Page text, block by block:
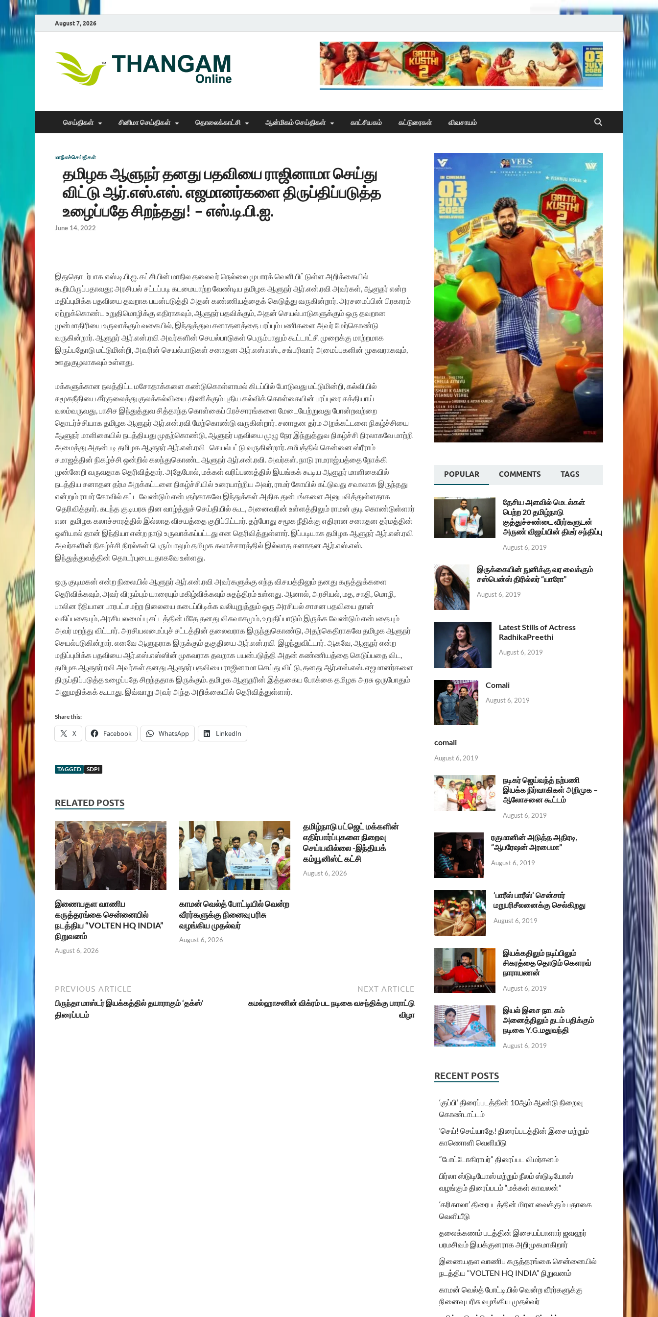
August 7, 2026
Thangam Online
செய்திகள் சினிமா செய்திகள் தொலைக்காட்சி ஆன்மிகம் செய்திகள் காட்சியகம் கட்டுரைகள் விவசாயம்
மாநிலச்செய்திகள்
தமிழக ஆளுநர் தனது பதவியை ராஜினாமா செய்து
விட்டு ஆர்.எஸ்.எஸ். எஜமானர்களை திருப்திப்படுத்த
உழைப்பதே சிறந்தது! – எஸ்.டி.பி.ஐ.
June 14, 2022
இதுதொடர்பாக எஸ்.டி.பி.ஐ. கட்சியின் மாநில தலைவர் நெல்லை முபாரக் வெளியிட்டுள்ள அறிக்கையில்
கூறியிருப்பதாவது; அரசியல் சட்டப்படி கடமையாற்ற வேண்டிய தமிழக ஆளுநர் ஆர்.என்.ரவி அவர்கள், ஆளுநர் என்ற
மதிப்புமிக்க பதவியை தவறாக பயன்படுத்தி அதன் கண்ணியத்தைக் கெடுத்து வருகின்றார். அரசமைப்பின் பிரகாரம்
ஏற்றுக்கொண்ட உறுதிமொழிக்கு எதிராகவும், ஆளுநர் பதவிக்கும், அதன் செயல்பாடுகளுக்கும் ஒரு தவறான
முன்மாதிரியை உருவாக்கும் வகையில், இந்துத்துவ சனாதனத்தை பரப்பும் பணிகளை அவர் மேற்கொண்டு
வருகின்றார். ஆளுநர் ஆர்.என்.ரவி அவர்களின் செயல்பாடுகள் பெரும்பாலும் கூட்டாட்சி முறைக்கு மாற்றமாக
இருப்பதோடு மட்டுமின்றி, அவரின் செயல்பாடுகள் சனாதன ஆர்.எஸ்.எஸ்., சங்பரிவார் அமைப்புகளின் முகவராகவும்,
ஊதுகுழலாகவும் உள்ளது.
மக்களுக்கான நலத்திட்ட மசோதாக்களை கண்டுகொள்ளாமல் கிடப்பில் போடுவது மட்டுமின்றி, கல்வியில்
சமூகநீதியை சீர்குலைத்து குலக்கல்வியை திணிக்கும் புதிய கல்விக் கொள்கையின் பரப்புரை சக்தியாய்
வலம்வருவது, பாசிச இந்துத்துவ சித்தாந்த கொள்கைப் பிரச்சாரங்களை மேடையேற்றுவது போன்றவற்றை
தொடர்ச்சியாக தமிழக ஆளுநர் ஆர்.என்.ரவி மேற்கொண்டு வருகின்றார். சனாதன தர்ம அறக்கட்டளை நிகழ்ச்சியை
ஆளுநர் மாளிகையில் நடத்தியது முதற்கொண்டு, ஆளுநர் பதவியை முழு நேர இந்துத்துவ நிகழ்ச்சி நிரலாகவே மாற்றி
அமைத்து அதன்படி தமிழக ஆளுநர் ஆர்.என்.ரவி செயல்பட்டு வருகின்றார். சமீபத்தில் சென்னை ஸ்ரீராம்
சமாஜத்தின் நிகழ்ச்சி ஒன்றில் கலந்துகொண்ட ஆளுநர் ஆர்.என்.ரவி. அவர்கள், நாடு ராமராஜ்யத்தை நோக்கி
முன்னேறி வருவதாக தெரிவித்தார். அதேபோல், மக்கள் வரிப்பணத்தில் இயங்கக் கூடிய ஆளுநர் மாளிகையில்
நடத்திய சனாதன தர்ம அறக்கட்டளை நிகழ்ச்சியில் உரையாற்றிய அவர், ராமர் கோயில் கட்டுவது சவாலாக இருந்தது
என்றும் ராமர் கோவில் கட்ட வேண்டும் என்பதற்காகவே இந்துக்கள் அதிக துன்பங்களை அனுபவித்துள்ளதாக
தெரிவித்தார். கடந்த குடியரசு தின வாழ்த்துச் செய்தியில் கூட, அனைவரின் உள்ளத்திலும் ராமன் குடி கொண்டுள்ளார்
என தமிழக கலாச்சாரத்தில் இல்லாத விசயத்தை குறிப்பிட்டார். தற்போது சமூக நீதிக்கு எதிரான சனாதன தர்மத்தின்
ஒளியால் தான் இந்தியா என்ற நாடு உருவாக்கப்பட்டது என தெரிவித்துள்ளார். இப்படியாக தமிழக ஆளுநர் ஆர்.என்.ரவி
அவர்களின் நிகழ்ச்சி நிரல்கள் பெரும்பாலும் தமிழக கலாச்சாரத்தில் இல்லாத சனாதன ஆர்.எஸ்.எஸ்.
இந்துத்துவத்தின் தொடர்புடையதாகவே உள்ளது.
ஒரு குடிமகன் என்ற நிலையில் ஆளுநர் ஆர்.என்.ரவி அவர்களுக்கு எந்த விசயத்திலும் தனது கருத்துக்களை
தெரிவிக்கவும், அவர் விரும்பும் யாரையும் மகிழ்விக்கவும் சுதந்திரம் உள்ளது. ஆனால், அரசியல், மத, சாதி, மொழி,
பாலின ரீதியான பாரபட்சமற்ற நிலையை கடைப்பிடிக்க வலியுறுத்தும் ஒரு அரசியல் சாசன பதவியை தான்
வகிப்பதையும், அரசியலமைப்பு சட்டத்தின் மீதே தனது விசுவாசமும், உறுதிப்பாடும் இருக்க வேண்டும் என்பதையும்
அவர் மறந்து விட்டார். அரசியலமைப்புச் சட்டத்தின் தலைவராக இருந்துகொண்டு, அதற்கெதிராகவே தமிழக ஆளுநர்
செயல்படுகின்றார். எனவே ஆளுநராக இருக்கும் தகுதியை ஆர்.என்.ரவி இழந்துவிட்டார். ஆகவே, ஆளுநர் என்ற
மதிப்புமிக்க பதவியை ஆர்.எஸ்.எஸ்ஸின் முகவராக தவறாக பயன்படுத்தி அதன் கண்ணியத்தை கெடுப்பதை விட,
தமிழக ஆளுநர் ரவி அவர்கள் தனது ஆளுநர் பதவியை ராஜினாமா செய்து விட்டு, தனது ஆர்.எஸ்.எஸ். எஜமானர்களை
திருப்திப்படுத்த உழைப்பதே சிறந்ததாக இருக்கும். தமிழக ஆளுநரின் இத்தகைய போக்கை தமிழக அரசு ஒருபோதும்
அனுமதிக்கக் கூடாது. இவ்வாறு அவர் அந்த அறிக்கையில் தெரிவித்துள்ளார்.
Share this:
X Facebook WhatsApp LinkedIn
TAGGED SDPI
RELATED POSTS
இணையதள வாணிப
கருத்தரங்கை சென்னையில்
நடத்திய “VOLTEN HQ INDIA”
நிறுவனம்
August 6, 2026
காமன் வெல்த் போட்டியில் வென்ற
வீரர்களுக்கு நினைவு பரிசு
வழங்கிய முதல்வர்
August 6, 2026
தமிழ்நாடு பட்ஜெட் மக்களின்
எதிர்பார்ப்புகளை நிறைவு
செய்யவில்லை -இந்தியக்
கம்யூனிஸ்ட் கட்சி
August 6, 2026
PREVIOUS ARTICLE
பிருந்தா மாஸ்டர் இயக்கத்தில் தயாராகும் ‘தக்ஸ்’
திரைப்படம்
NEXT ARTICLE
கமல்ஹாசனின் விக்ரம் பட நடிகை வசந்திக்கு பாராட்டு
விழா
POPULAR COMMENTS TAGS
தேசிய அளவில் மெடல்கள்
பெற்ற 20 தமிழ்நாடு
குத்துச்சண்டை வீரர்களுடன்
அருண் விஜய்யின் திடீர் சந்திப்பு
August 6, 2019
இருக்கையின் நுனிக்கு வர வைக்கும்
சஸ்பென்ஸ் திரில்லர் “யாரோ”
August 6, 2019
Latest Stills of Actress
RadhikaPreethi
August 6, 2019
Comali
August 6, 2019
comali
August 6, 2019
நடிகர் ஜெய்வந்த் நற்பணி
இயக்க நிர்வாகிகள் அறிமுக –
ஆலோசனை கூட்டம்
August 6, 2019
ரகுமானின் அடுத்த அதிரடி,
“ஆபரேஷன் அரபைமா”
August 6, 2019
‘பாரீஸ் பாரீஸ்’ சென்சார்
மறுபரிசீலனைக்கு செல்கிறது
August 6, 2019
இயக்கதிலும் நடிப்பிலும்
சிகரத்தை தொடும் கௌரவ்
நாராயணன்
August 6, 2019
இயல் இசை நாடகம்
அனைத்திலும் தடம் பதிக்கும்
நடிகை Y.G.மதுவந்தி
August 6, 2019
RECENT POSTS
‘குப்பி’ திரைப்படத்தின் 10ஆம் ஆண்டு நிறைவு
கொண்டாட்டம்
‘செய்! செய்யாதே! திரைப்படத்தின் இசை மற்றும்
காணொளி வெளியீடு
“போட்டோகிராபர்” திரைப்பட விமர்சனம்
பிர்லா ஸ்டுடியோஸ் மற்றும் நீலம் ஸ்டுடியோஸ்
வழங்கும் திரைப்படம் “மக்கள் காவலன்”
‘கரிகாலா’ திரைபடத்தின் மிரள வைக்கும் பதாகை
வெளியீடு
தலைக்கணம் படத்தின் இசையப்பாளார் ஜவஹர்
பரமசிவம் இயக்குனராக அறிமுகமாகிறார்
இணையதள வாணிப கருத்தரங்கை சென்னையில்
நடத்திய “VOLTEN HQ INDIA” நிறுவனம்
காமன் வெல்த் போட்டியில் வென்ற வீரர்களுக்கு
நினைவு பரிசு வழங்கிய முதல்வர்